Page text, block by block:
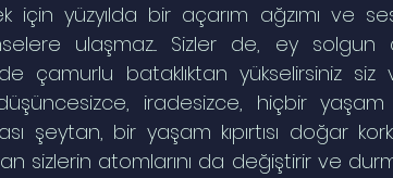
için yüzyılda bir açarım ağzımı ve
ulaşmaz... Sizler de, ey solgun
çamurlu bataklıktan yükselirsiniz
iradesizce, hiçbir yaşam
şeytan, bir yaşam kıpırtısı doğar
atomlarını da değiştirir ve